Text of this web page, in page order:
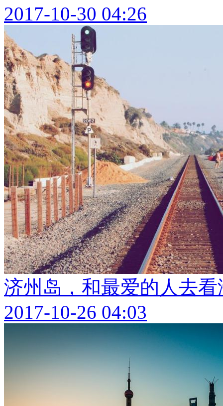
2017-10-30 04:26
济州岛，和最爱的人去
2017-10-26 04:03